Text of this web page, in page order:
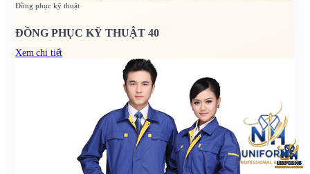
Đồng phục kỹ thuật
ĐỒNG PHỤC KỸ THUẬT 40
Xem chi tiết